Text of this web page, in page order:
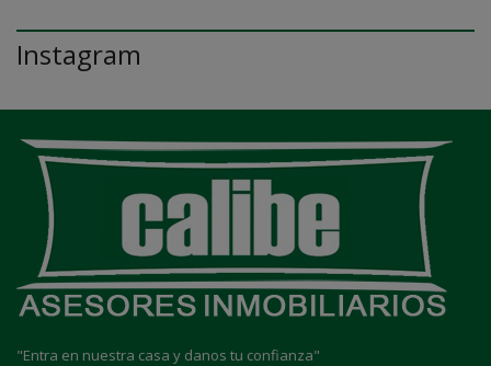
Instagram
"Entra en nuestra casa y danos tu confianza"